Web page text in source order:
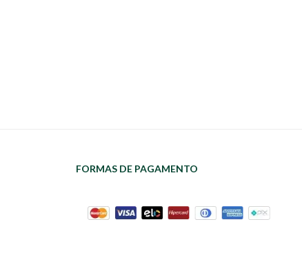
FORMAS DE PAGAMENTO